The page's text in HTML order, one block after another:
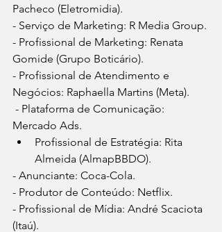
Pacheco (Eletromidia).
- Serviço de Marketing: R Media Group.
- Profissional de Marketing: Renata
Gomide (Grupo Boticário).
- Profissional de Atendimento e
Negócios: Raphaella Martins (Meta).
- Plataforma de Comunicação:
Mercado Ads.
Profissional de Estratégia: Rita
Almeida (AlmapBBDO).
- Anunciante: Coca-Cola.
- Produtor de Conteúdo: Netflix.
- Profissional de Mídia: André Scaciota
(Itaú).